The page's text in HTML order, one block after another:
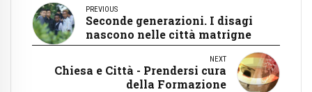
PREVIOUS
Seconde generazioni. I disagi
nascono nelle città matrigne
NEXT
Chiesa e Città - Prendersi cura
della Formazione